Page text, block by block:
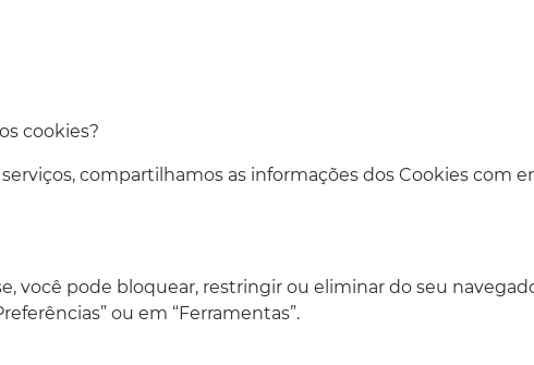
cookies?
compartilhamos as informações dos Cookies com
você pode bloquear, restringir ou eliminar do seu
ou em “Ferramentas”.